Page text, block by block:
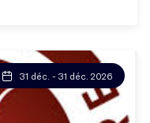
31 déc. - 31 déc. 2026